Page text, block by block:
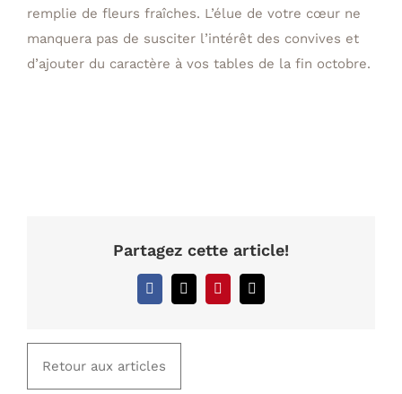
remplie de fleurs fraîches. L’élue de votre cœur ne
manquera pas de susciter l’intérêt des convives et
d’ajouter du caractère à vos tables de la fin octobre.
Partagez cette article!
Facebook
X PinterestCourriel
Retour aux articles